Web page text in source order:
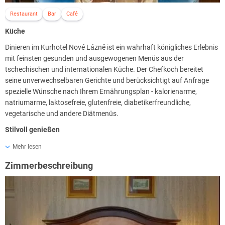
das originale historische Dekor erhalten wurde. In diesem Bereich
liegt das medizinische Herz des Health Spa, in dem in verschiedenen
Behandlungsräumen Massagen, balneologische und
hydrotherapeutische Behandlungen, eine breite Palette von
Physiotherapie- und Spa-Behandlungen, Trinkkuren, sowie spezielle
Mineralbäder, Schlammpackungen und Inhalationstherapien
durchgeführt werden.
Restaurant Bar Café
Küche
Dinieren im Kurhotel Nové Lázně ist ein wahrhaft königliches Erlebnis
mit feinsten gesunden und ausgewogenen Menüs aus der
tschechischen und internationalen Küche. Der Chefkoch bereitet
seine unverwechselbaren Gerichte und berücksichtigt auf Anfrage
spezielle Wünsche nach Ihrem Ernährungsplan - kalorienarme,
natriumarme, laktosefreie, glutenfreie, diabetikerfreundliche,
vegetarische und andere Diätmenüs.
Stilvoll genießen
Auch die Mahlzeiten im Nové Lázně Health Spa Hotel sind ein
exquisite, ausgewogene Speisen der tschechischen und
internationalen Küche. Neben den Spezialitäten des Hauses werden
für Sie natürlich auch Speisen gemäß den Empfehlungen Ihres
Ernährungsplans zubereitet – kalorienarm, salzreduziert, laktose-
oder glutenfrei, vegetarisch oder entsprechend sonstiger diätischer
Vorgaben.
Mehr lesen
Zimmerbeschreibung